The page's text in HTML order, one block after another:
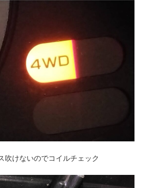
吹けないのでコイルチェック